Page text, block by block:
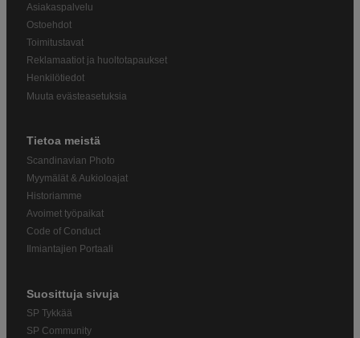
Asiakaspalvelu
Ostoehdot
Toimitustavat
Reklamaatiot ja huoltotapaukset
Henkilötiedot
Muuta evästeasetuksia
Tietoa meistä
Scandinavian Photo
Myymälät & Aukioloajat
Historiamme
Avoimet työpaikat
Code of Conduct
Ilmiantajien Portaali
Suosittuja sivuja
SP Tykkää
SP Community